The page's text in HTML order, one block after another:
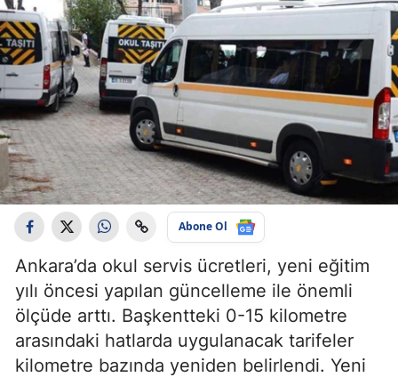
Abone Ol
Ankara’da okul servis ücretleri, yeni eğitim
yılı öncesi yapılan güncelleme ile önemli
ölçüde arttı. Başkentteki 0-15 kilometre
arasındaki hatlarda uygulanacak tarifeler
kilometre bazında yeniden belirlendi. Yeni